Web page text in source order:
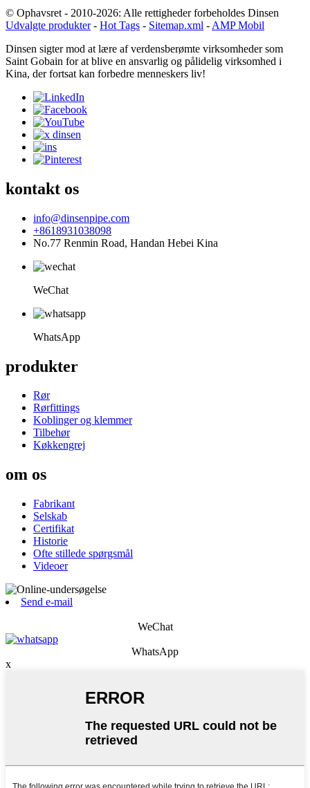
© Ophavsret - 2010-2026: Alle rettigheder forbeholdes Dinsen
Udvalgte produkter- Hot Tags - Sitemap.xml - AMP Mobil
Dinsen sigter mod at lære af verdensberømte virksomheder som
Saint Gobain for at blive en ansvarlig og pålidelig virksomhed i
Kina, der fortsat kan forbedre menneskers liv!
kontakt os
info@dinsenpipe.com
+8618931038098
No.77 Renmin Road, Handan Hebei Kina
WeChat
WhatsApp
produkter
Rør
Rørfittings
Koblinger og klemmer
Tilbehør
Køkkengrej
om os
Fabrikant
Selskab
Certifikat
Historie
Ofte stillede spørgsmål
Videoer
Send e-mail
WeChat
WhatsApp
x